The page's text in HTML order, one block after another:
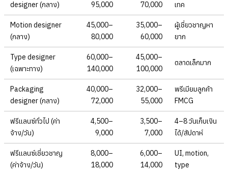
designer (กลาง)
95,000
70,000
เทค
Motion designer
(กลาง)
45,000–
80,000
35,000–
60,000
ผู้เชี่ยวชาญหา
ยาก
Type designer
(เฉพาะทาง)
60,000–
140,000
45,000–
100,000
ตลาดเล็กมาก
Packaging
designer (กลาง)
40,000–
72,000
32,000–
55,000
พรีเมียมลูกค้า
FMCG
ฟรีแลนซ์ทั่วไป (ค่า
จ้าง/วัน)
4,500–
9,000
3,500–
7,000
4–8 วันเก็บเงิน
ได้/สัปดาห์
ฟรีแลนซ์เชี่ยวชาญ
(ค่าจ้าง/วัน)
8,000–
18,000
6,000–
14,000
UI, motion,
type